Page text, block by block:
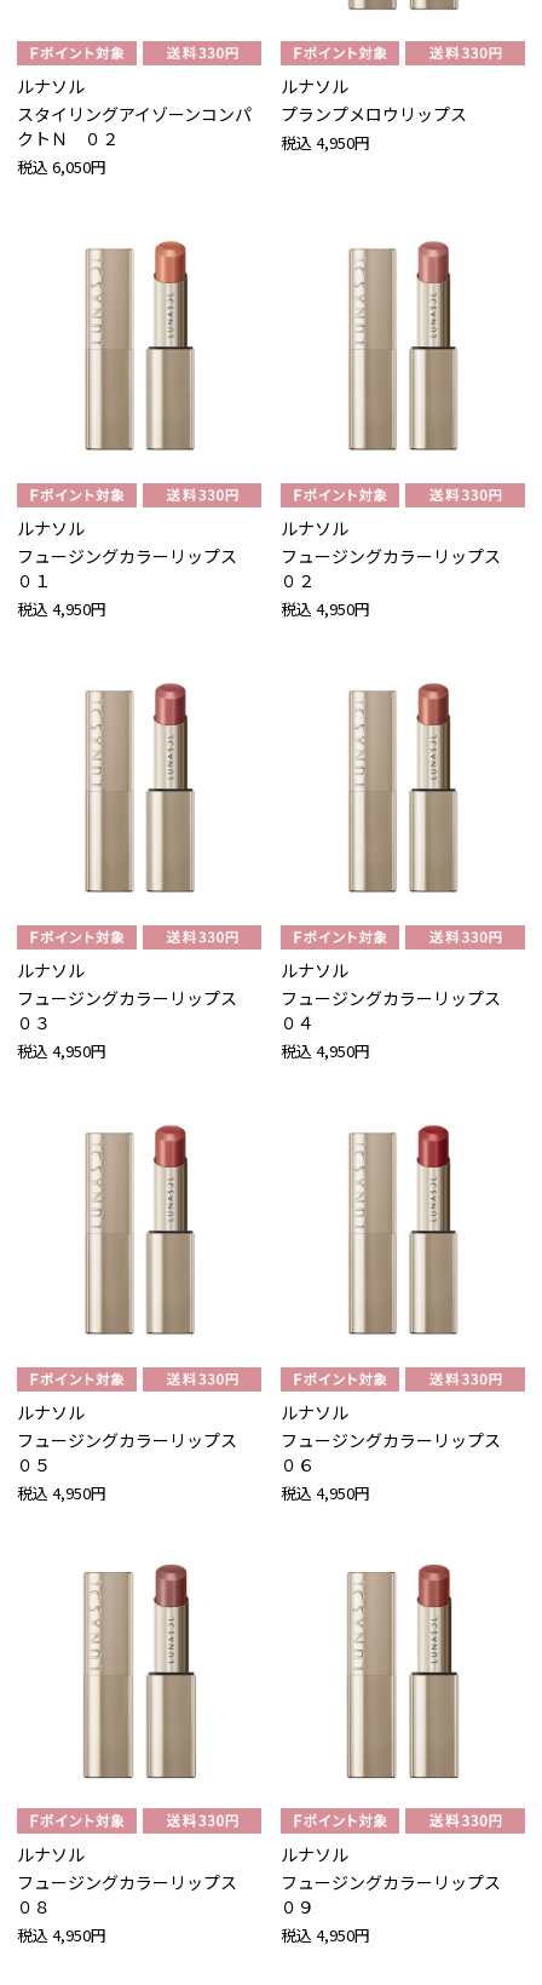
ルナソル
スタイリングアイゾーンコンパ
クトＮ ０２
税込 6,050円
ルナソル
プランプメロウリップス
税込 4,950円
ルナソル
フュージングカラーリップス
０１
税込 4,950円
ルナソル
フュージングカラーリップス
０２
税込 4,950円
ルナソル
フュージングカラーリップス
０３
税込 4,950円
ルナソル
フュージングカラーリップス
０４
税込 4,950円
ルナソル
フュージングカラーリップス
０５
税込 4,950円
ルナソル
フュージングカラーリップス
０６
税込 4,950円
ルナソル
フュージングカラーリップス
０８
税込 4,950円
ルナソル
フュージングカラーリップス
０９
税込 4,950円